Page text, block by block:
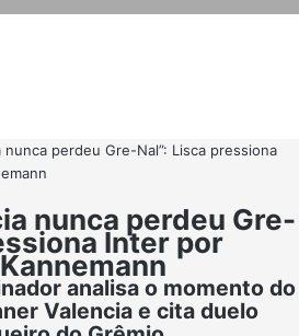
nunca perdeu Gre-Nal”: Lisca pressiona
nunca perdeu Gre-
Inter por
analisa o momento do
Valencia e cita duelo